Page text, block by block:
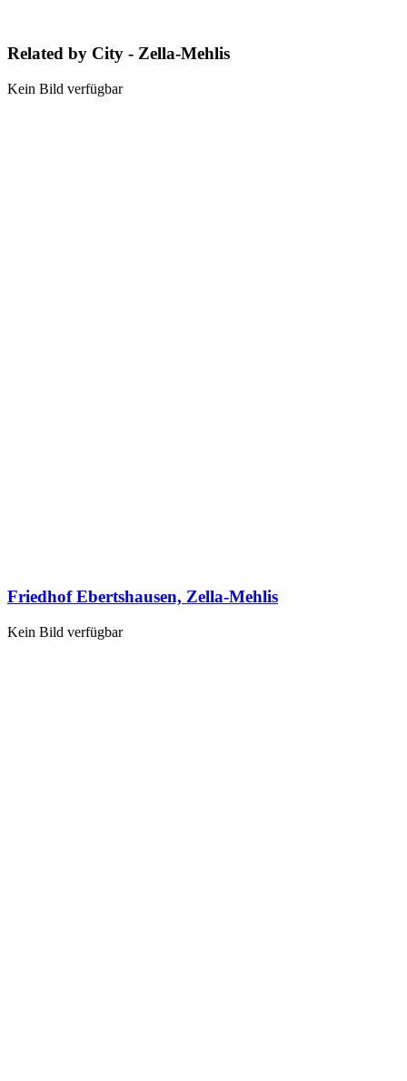
Related by City - Zella-Mehlis
Kein Bild verfügbar
Friedhof Ebertshausen, Zella-Mehlis
Kein Bild verfügbar